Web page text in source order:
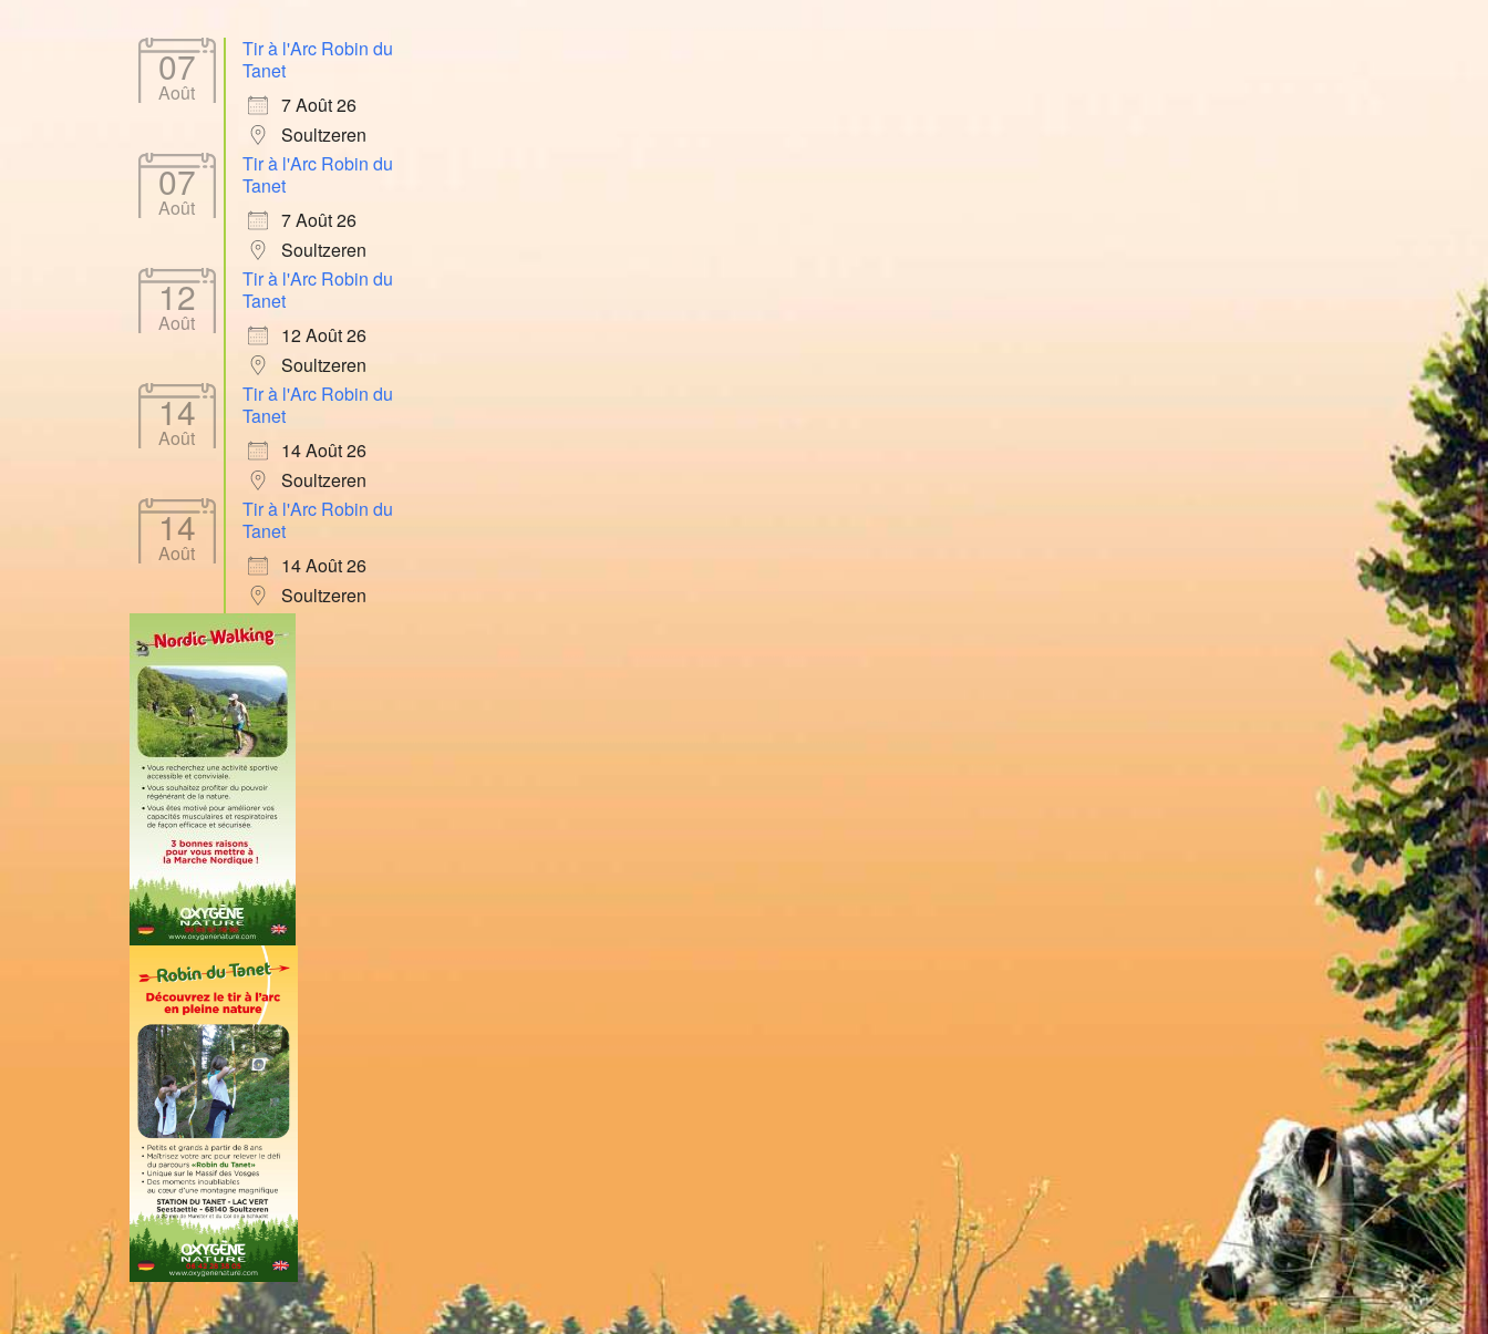
07
Août
Tir à l'Arc Robin du
Tanet
7 Août 26
Soultzeren
07
Août
Tir à l'Arc Robin du
Tanet
7 Août 26
Soultzeren
12
Août
Tir à l'Arc Robin du
Tanet
12 Août 26
Soultzeren
14
Août
Tir à l'Arc Robin du
Tanet
14 Août 26
Soultzeren
14
Août
Tir à l'Arc Robin du
Tanet
14 Août 26
Soultzeren